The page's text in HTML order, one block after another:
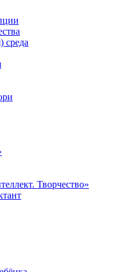
среда
Творчество»